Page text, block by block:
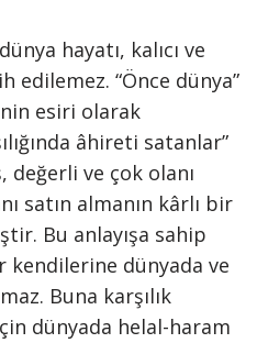
hayatı, kalıcı ve
“Önce dünya”
esiri olarak
âhireti satanlar”
ve çok olanı
satın almanın kârlı bir
Bu anlayışa sahip
kendilerine dünyada ve
Buna karşılık
dünyada helal-haram